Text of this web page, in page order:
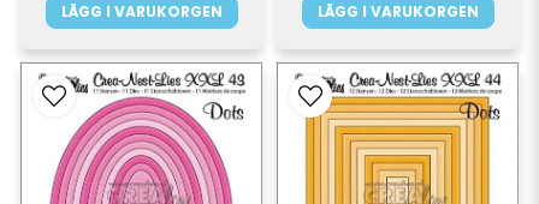
LÄGG I VARUKORGEN LÄGG I VARUKORGEN